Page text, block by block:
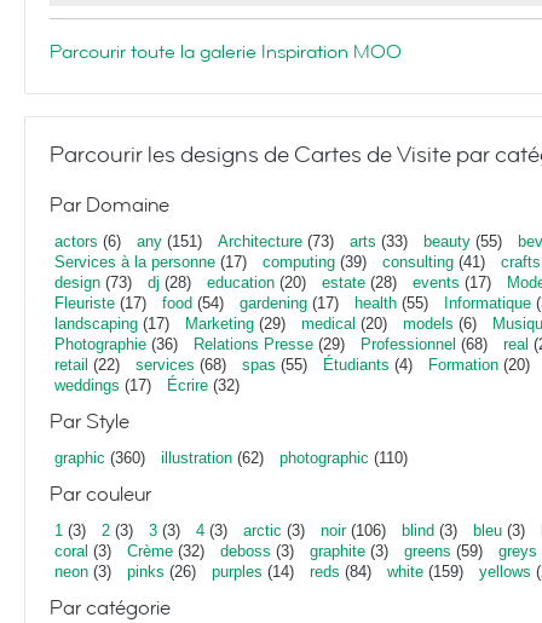
Parcourir toute la galerie Inspiration MOO
Parcourir les designs de Cartes de Visite par
Par Domaine
actors (6) any (151) Architecture (73) arts (33) beauty (55)
Services à la personne (17) computing (39) consulting (41) crafts
design (73) dj (28) education (20) estate (28) events (17)
Fleuriste (17) food (54) gardening (17) health (55) Informatique
landscaping (17) Marketing (29) medical (20) models (6)
Photographie (36) Relations Presse (29) Professionnel (68) real
retail (22) services (68) spas (55) Étudiants (4) Formation (20)
weddings (17) Écrire (32)
Par Style
graphic (360) illustration (62) photographic (110)
Par couleur
1 (3) 2 (3) 3 (3) 4 (3) arctic (3) noir(106) blind (3) bleu (3)
coral (3) Crème (32) deboss (3) graphite (3) greens (59) greys
neon (3) pinks (26) purples (14) reds (84) white (159) yellows
Par catégorie